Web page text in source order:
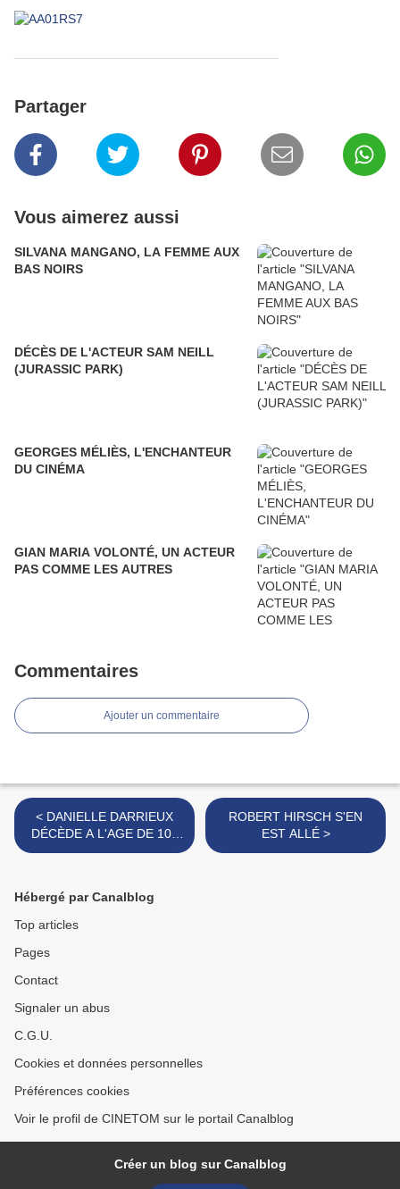
Partager
Vous aimerez aussi
SILVANA MANGANO, LA FEMME AUX
BAS NOIRS
DÉCÈS DE L'ACTEUR SAM NEILL
(JURASSIC PARK)
GEORGES MÉLIÈS, L'ENCHANTEUR
DU CINÉMA
GIAN MARIA VOLONTÉ, UN ACTEUR
PAS COMME LES AUTRES
Commentaires
Ajouter un commentaire
< DANIELLE DARRIEUX
DÉCÈDE A L'AGE DE 100
ANS
ROBERT HIRSCH S'EN
EST ALLÉ >
Hébergé par Canalblog
Top articles
Pages
Contact
Signaler un abus
C.G.U.
Cookies et données personnelles
Préférences cookies
Voir le profil de CINETOM sur le portail Canalblog
Créer un blog sur Canalblog